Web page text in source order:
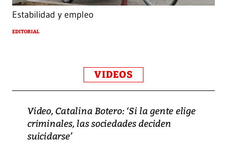
Estabilidad y empleo
EDITORIAL
VIDEOS
Video, Catalina Botero: ‘Si la gente elige
criminales, las sociedades deciden
suicidarse’